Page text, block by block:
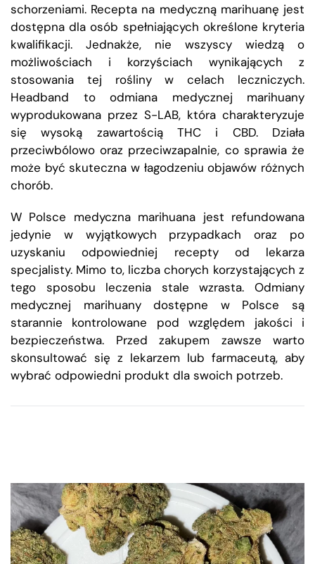
schorzeniami. Recepta na medyczną marihuanę jest
dostępna dla osób spełniających określone kryteria
kwalifikacji. Jednakże, nie wszyscy wiedzą o
możliwościach i korzyściach wynikających z
stosowania tej rośliny w celach leczniczych.
Headband to odmiana medycznej marihuany
wyprodukowana przez S-LAB, która charakteryzuje
się wysoką zawartością THC i CBD. Działa
przeciwbólowo oraz przeciwzapalnie, co sprawia że
może być skuteczna w łagodzeniu objawów różnych
chorób.
W Polsce medyczna marihuana jest refundowana
jedynie w wyjątkowych przypadkach oraz po
uzyskaniu odpowiedniej recepty od lekarza
specjalisty. Mimo to, liczba chorych korzystających z
tego sposobu leczenia stale wzrasta. Odmiany
medycznej marihuany dostępne w Polsce są
starannie kontrolowane pod względem jakości i
bezpieczeństwa. Przed zakupem zawsze warto
skonsultować się z lekarzem lub farmaceutą, aby
wybrać odpowiedni produkt dla swoich potrzeb.